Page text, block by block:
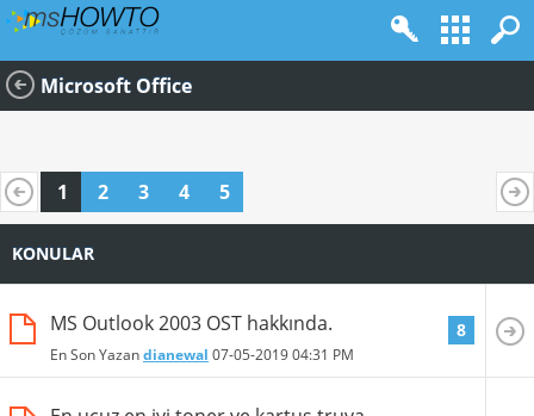
Microsoft Office
1 2 3 4 5
KONULAR
MS Outlook 2003 OST hakkında.
En Son Yazandianewal 07-05-201904:31 PM
8